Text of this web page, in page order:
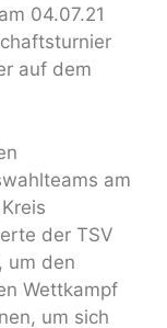
04.07.21
auf dem
am
der TSV
um den
Wettkampf
um sich